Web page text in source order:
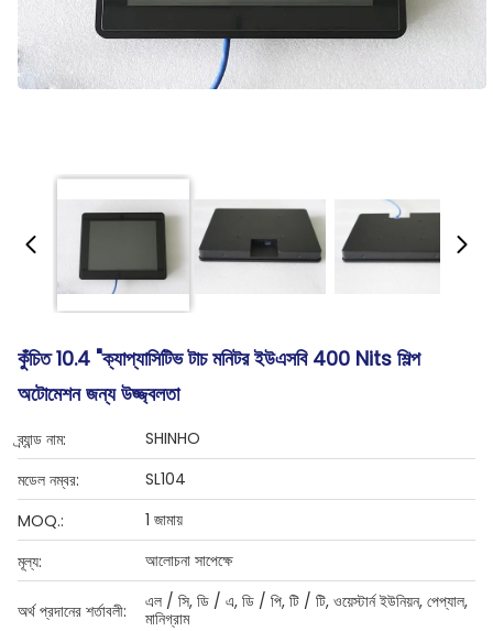
কুঁচিত 10.4 "ক্যাপ্যাসিটিভ টাচ মনিটর ইউএসবি 400 Nits শিল্প
অটোমেশন জন্য উজ্জ্বলতা
ব্র্যান্ড নাম:
SHINHO
মডেল নম্বর:
SL104
MOQ.:
1 জামায়
মূল্য:
আলোচনা সাপেক্ষে
অর্থ প্রদানের শর্তাবলী:
এল / সি, ডি / এ, ডি / পি, টি / টি, ওয়েস্টার্ন ইউনিয়ন, পেপ্যাল,
মানিগ্রাম